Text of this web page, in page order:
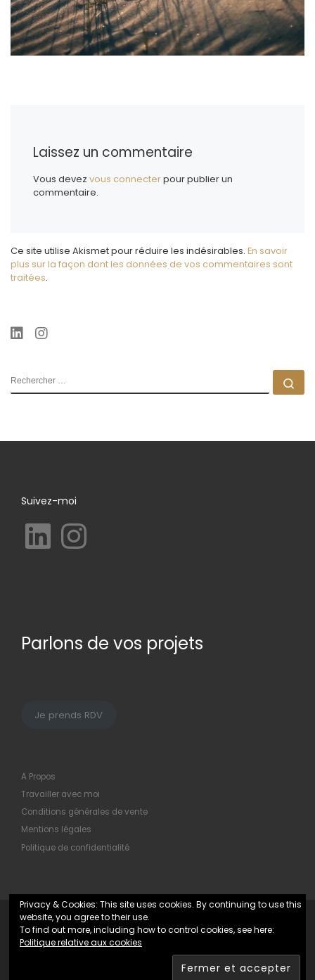
Laissez un commentaire
Vous devezvous connecterpour publier un
commentaire.
Ce site utilise Akismet pour réduire les indésirables. En savoir
plus sur la façon dont les données de vos commentaires sont
traitées.
RECHERCHER
Suivez-moi
LinkedIn Instagram
Parlons de vos projets
Je prends RDV
A Propos
Travailler avec moi
Conditions générales de vente
Mentions légales
Politique de confidentialité
© 2026Maryline Hochard
Propulsé parWP– Réalisé avec the
Privacy & Cookies: This site uses cookies. By continuing to use this
website, you agree to their use.
To find out more, including how to control cookies, see here:
Politique relative aux cookies